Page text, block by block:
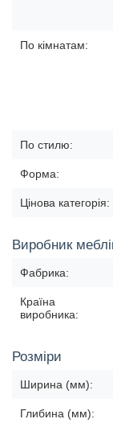
По кімнатам:
По стилю:
Форма:
Цінова категорія:
Виробник
Фабрика:
Країна
виробника:
Розміри
Ширина (мм):
Глибина (мм):